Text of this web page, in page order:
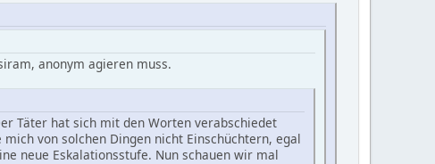
anonym agieren muss.
Täter hat sich mit den Worten verabschiedet
von solchen Dingen nicht Einschüchtern, egal
neue Eskalationsstufe. Nun schauen wir mal